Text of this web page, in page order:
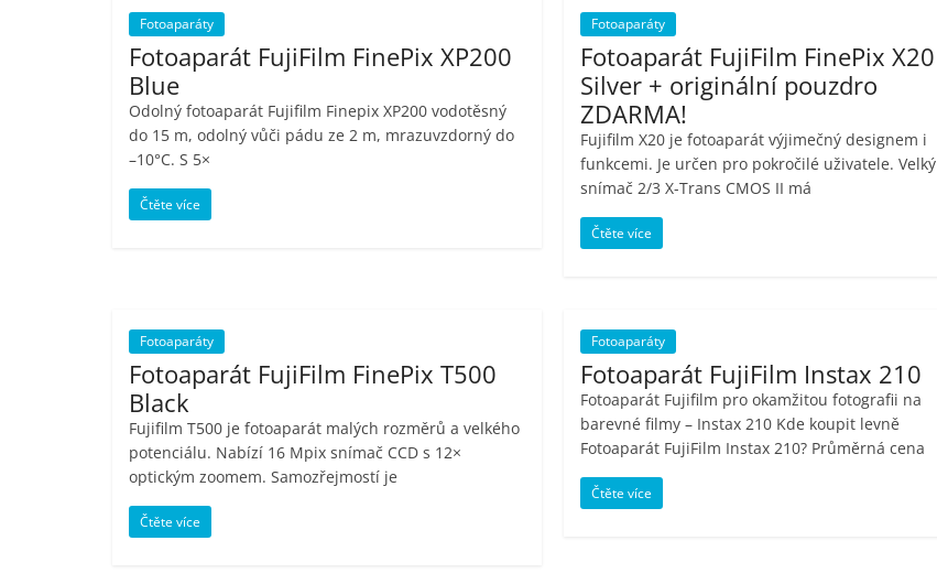
Fotoaparáty
Fotoaparát FujiFilm FinePix XP200
Blue
Odolný fotoaparát Fujifilm Finepix XP200 vodotěsný
do 15 m, odolný vůči pádu ze 2 m, mrazuvzdorný do
–10°C. S 5×
Čtěte více
Fotoaparáty
Fotoaparát FujiFilm FinePix X20
Silver + originální pouzdro
ZDARMA!
Fujifilm X20 je fotoaparát výjimečný designem i
funkcemi. Je určen pro pokročilé uživatele. Velký
snímač 2/3 X-Trans CMOS II má
Čtěte více
Fotoaparáty
Fotoaparát FujiFilm FinePix T500
Black
Fujifilm T500 je fotoaparát malých rozměrů a velkého
potenciálu. Nabízí 16 Mpix snímač CCD s 12×
optickým zoomem. Samozřejmostí je
Čtěte více
Fotoaparáty
Fotoaparát FujiFilm Instax 210
Fotoaparát Fujifilm pro okamžitou fotografii na
barevné filmy – Instax 210 Kde koupit levně
Fotoaparát FujiFilm Instax 210? Průměrná cena
Čtěte více